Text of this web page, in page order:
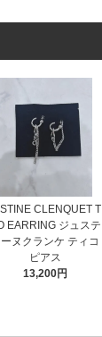
CLENQUET TI
EARRING ジュステ
ーヌクランケ ティコ
ピアス
13,200円